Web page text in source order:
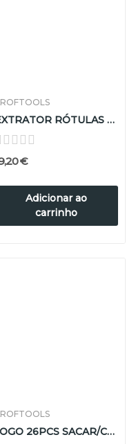
EXTRATOR RÓTULAS UNIVERSAL
€
Adicionar ao
carrinho
JOGO 26PCS SACAR/COLOCAR ROLAMENTOS E CASQUILHOS